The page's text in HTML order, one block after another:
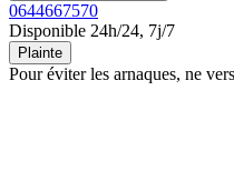
0644667570
Disponible 24h/24, 7j/7
Plainte
Pour éviter les arnaques, ne